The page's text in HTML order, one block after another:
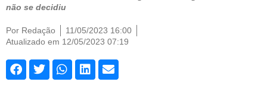
não se decidiu
Por Redação
11/05/2023 16:00
Atualizado em 12/05/2023 07:19